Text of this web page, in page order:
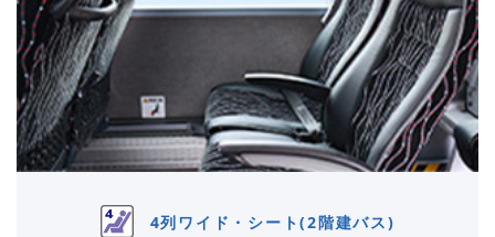
4列ワイド・シート(2階建バス)